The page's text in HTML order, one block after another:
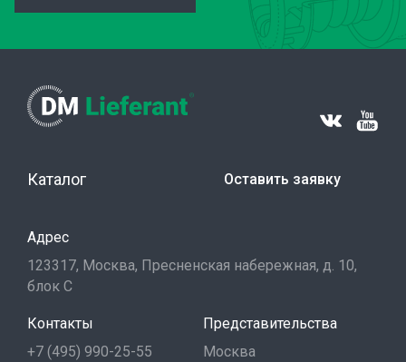
Каталог Оставить заявку
Адрес
123317, Москва, Пресненская набережная, д. 10,
блок С
Контакты
+7 (495) 990-25-55
Представительства
Москва